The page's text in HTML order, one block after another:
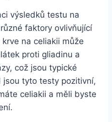
výsledků testu na
faktory ovlivňující
na celiakii může
proti gliadinu a
což jsou typické
jsou tyto testy pozitivní,
celiakii a měli byste